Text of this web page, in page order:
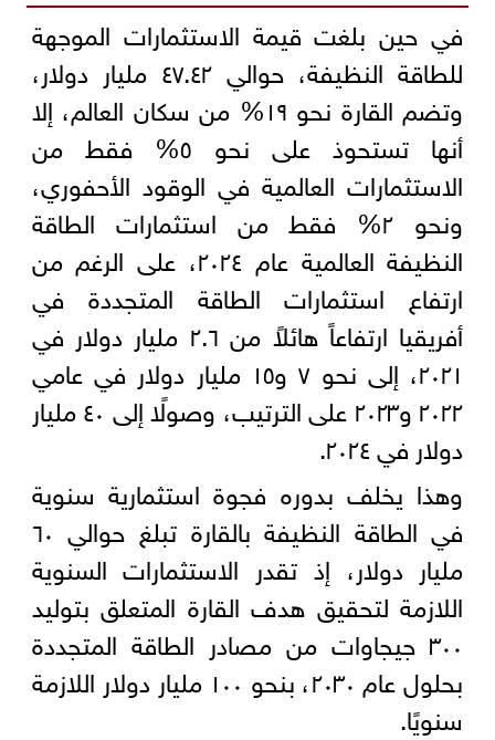
في حين بلغت قيمة الاستثمارات الموجهة
للطاقة النظيفة، حوالي ٤٧.٤٢ مليار دولار،
وتضم القارة نحو ١٩% من سكان العالم، إلا
أنها تستحوذ على نحو ٥% فقط من
الاستثمارات العالمية في الوقود الأحفوري،
ونحو ٢% فقط من استثمارات الطاقة
النظيفة العالمية عام ٢٠٢٤، على الرغم من
ارتفاع استثمارات الطاقة المتجددة في
أفريقيا ارتفاعاً هائلاً من ٢.٦ مليار دولار في
٢٠٢١، إلى نحو ٧ و١٥ مليار دولار في عامي
٢٠٢٢ و٢٠٢٣ على الترتيب، وصولًا إلى ٤٠ مليار
دولار في ٢٠٢٤.
وهذا يخلف بدوره فجوة استثمارية سنوية
في الطاقة النظيفة بالقارة تبلغ حوالي ٦٠
مليار دولار، إذ تقدر الاستثمارات السنوية
اللازمة لتحقيق هدف القارة المتعلق بتوليد
٣٠٠ جيجاوات من مصادر الطاقة المتجددة
بحلول عام ٢٠٣٠، بنحو ١٠٠ مليار دولار اللازمة
سنويًا.